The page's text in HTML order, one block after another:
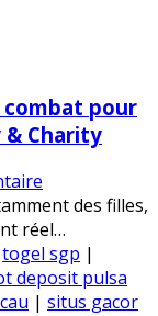
pour
& Charity
des filles,
réel…
togel sgp |
deposit pulsa
| situs gacor